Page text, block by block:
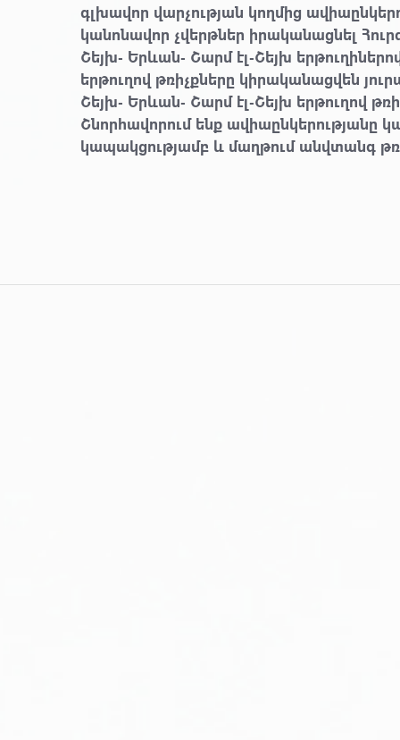
գլխավոր վարչության կողմից
կանոնավոր չվերթներ իրականացնել
Շեյխ- Երևան- Շարմ էլ-Շեյխ
երթուղով թռիչքները կիրականացվեն
Շեյխ- Երևան- Շարմ էլ-Շեյխ երթուղով
Շնորհավորում ենք ավիաընկերությանը
կապակցությամբ և մաղթում անվտանգ